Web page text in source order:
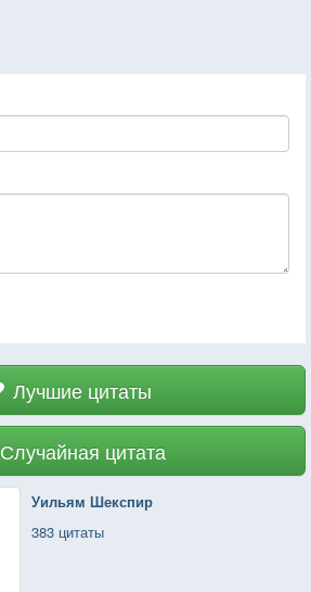
Лучшие цитаты
Случайная цитата
Уильям Шекспир
383 цитаты